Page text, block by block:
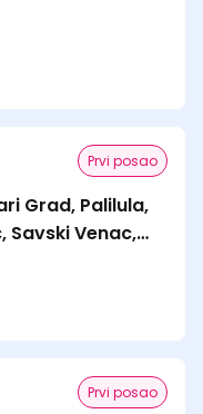
Prvi posao
Grad, Palilula,
Savski Venac,
Prvi posao